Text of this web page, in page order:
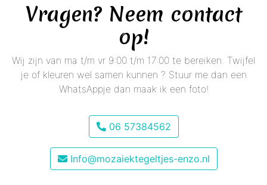
Vragen? Neem contact
op!
Wij zijn van ma t/m vr 9:00 t/m 17:00 te bereiken. Twijfel
je of kleuren wel samen kunnen ? Stuur me dan een
WhatsAppje dan maak ik een foto!
06 57384562
Info@mozaiektegeltjes-enzo.nl